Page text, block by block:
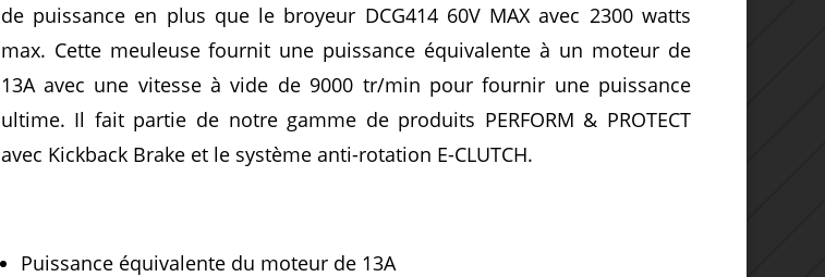
de puissance en plus que le broyeur DCG414 60V MAX avec 2300 watts
max. Cette meuleuse fournit une puissance équivalente à un moteur de
13A avec une vitesse à vide de 9000 tr/min pour fournir une puissance
ultime. Il fait partie de notre gamme de produits PERFORM & PROTECT
avec Kickback Brake et le système anti-rotation E-CLUTCH.
Puissance équivalente du moteur de 13A